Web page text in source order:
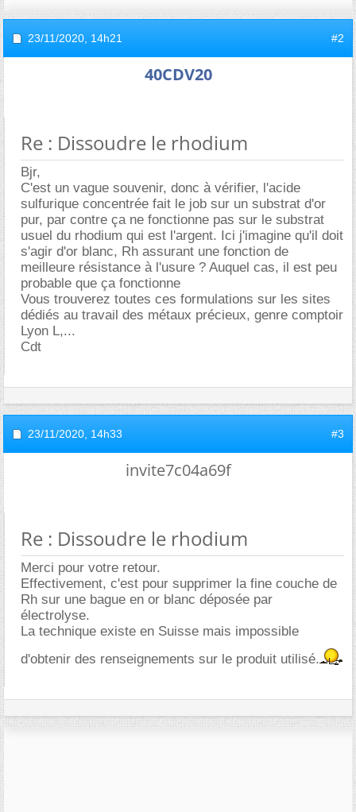
23/11/2020, 14h21 #2
40CDV20
Re : Dissoudre le rhodium
Bjr,
C'est un vague souvenir, donc à vérifier, l'acide
sulfurique concentrée fait le job sur un substrat d'or
pur, par contre ça ne fonctionne pas sur le substrat
usuel du rhodium qui est l'argent. Ici j'imagine qu'il doit
s'agir d'or blanc, Rh assurant une fonction de
meilleure résistance à l'usure ? Auquel cas, il est peu
probable que ça fonctionne
Vous trouverez toutes ces formulations sur les sites
dédiés au travail des métaux précieux, genre comptoir
Lyon L,...
Cdt
23/11/2020, 14h33 #3
invite7c04a69f
Re : Dissoudre le rhodium
Merci pour votre retour.
Effectivement, c'est pour supprimer la fine couche de
Rh sur une bague en or blanc déposée par
électrolyse.
La technique existe en Suisse mais impossible
d'obtenir des renseignements sur le produit utilisé.